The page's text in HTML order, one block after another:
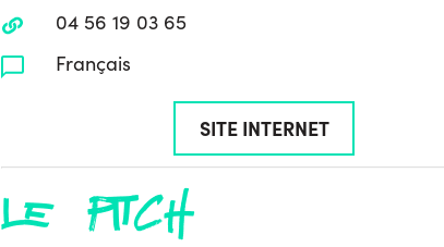
04 56 19 03 65
Français
SITE INTERNET
le pitch